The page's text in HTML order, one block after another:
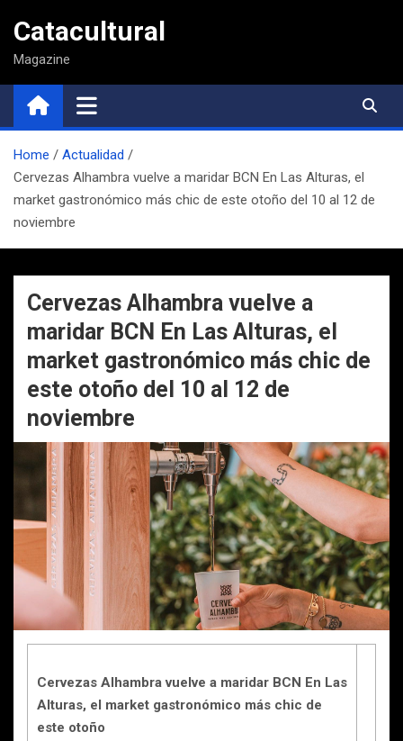
contenido
Catacultural
Magazine
Home
Actualidad
Cervezas Alhambra vuelve a maridar BCN En Las Alturas, el
market gastronómico más chic de este otoño del 10 al 12 de
noviembre
Cervezas Alhambra vuelve a
maridar BCN En Las Alturas, el
market gastronómico más chic de
este otoño del 10 al 12 de
noviembre
Cervezas Alhambra vuelve a maridar BCN En Las
Alturas, el market gastronómico más chic de
este otoño